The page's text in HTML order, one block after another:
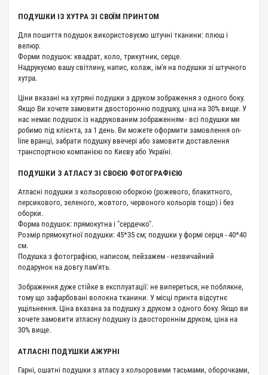
ПОДУШКИ ІЗ ХУТРА ЗІ СВОЇМ ПРИНТОМ
Для пошиття подушок використовуємо штучні тканини: плюш і
велюр.
Форми подушок: квадрат, коло, трикутник, серце.
Надрукуємо вашу світлину, напис, колаж, ім'я на подушки зі штучного
хутра.
Ціни вказані на хутряні подушки з друком зображення з одного боку.
Якщо Ви хочете замовити двосторонню подушку, ціна на 30% вище. У
нас немає подушок із надрукованим зображенням - всі подушки ми
робимо під клієнта, за 1 день. Ви можете оформити замовлення on-
line вранці, забрати подушку ввечері або замовити доставлення
транспортною компанією по Києву або Україні.
ПОДУШКИ З АТЛАСУ ЗІ СВОЄЮ ФОТОГРАФІЄЮ
Атласні подушки з кольоровою оборкою (рожевого, блакитного,
персикового, зеленого, жовтого, червоного кольорів тощо) і без
оборки.
Форма подушок: прямокутна і "сердечко".
Розмір прямокутної подушки: 45*35 см; подушки у формі серця - 40*40
см.
Подушка з фотографією, написом, пейзажем - незвичайний
подарунок на довгу пам'ять.
Зображення дуже стійке в експлуатації: не випереться, не поблякне,
тому що зафарбовані волокна тканини. У місці принта відсутнє
ущільнення. Ціна вказана за подушку з друком з одного боку. Якщо ви
хочете замовити атласну подушку із двостороннім друком, ціна на
30% вище.
АТЛАСНІ ПОДУШКИ АЖУРНІ
Гарні, ошатні подушки з атласу з кольоровими тасьмами, оборочками,